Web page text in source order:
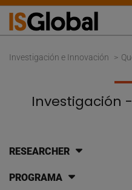
Investigación e Innovación
Investigación
RESEARCHER
PROGRAMA